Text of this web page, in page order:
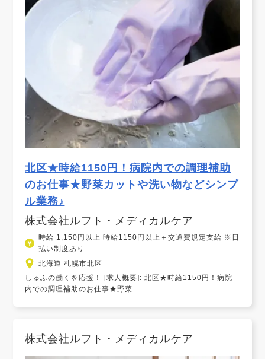
北区★時給1150円！病院内での調理補助
のお仕事★野菜カットや洗い物などシンプ
ル業務♪
株式会社ルフト・メディカルケア
時給 1,150円以上 時給1150円以上＋交通費規定支給 ※日
払い制度あり
北海道 札幌市北区
しゅふの働くを応援！ [求人概要]: 北区★時給1150円！病院
内での調理補助のお仕事★野菜...
株式会社ルフト・メディカルケア